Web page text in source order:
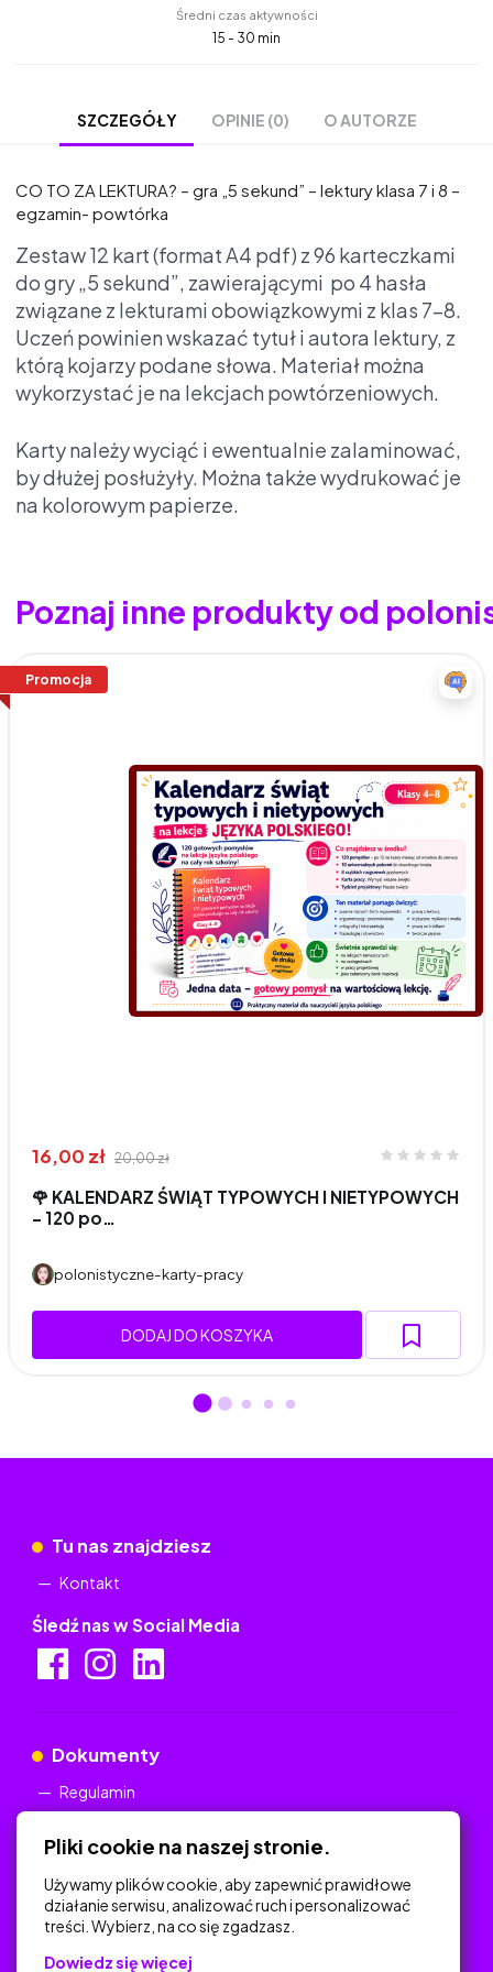
Średni czas aktywności
15 - 30 min
SZCZEGÓŁY OPINIE (0) O AUTORZE
CO TO ZA LEKTURA? – gra „5 sekund” – lektury klasa 7 i 8 –
egzamin- powtórka
Zestaw 12 kart (format A4 pdf) z 96 karteczkami
do gry „5 sekund”, zawierającymi po 4 hasła
związane z lekturami obowiązkowymi z klas 7-8.
Uczeń powinien wskazać tytuł i autora lektury, z
którą kojarzy podane słowa. Materiał można
wykorzystać je na lekcjach powtórzeniowych.
Karty należy wyciąć i ewentualnie zalaminować,
by dłużej posłużyły. Można także wydrukować je
na kolorowym papierze.
Poznaj inne produkty od
Promocja
16,00 zł 20,00 zł
🌹 KALENDARZ ŚWIĄT TYPOWYCH I NIETYPOWYCH
– 120 po…
polonistyczne-karty-pracy
DODAJ DO KOSZYKA
Tu nas znajdziesz
Kontakt
Śledź nas w Social Media
Dokumenty
Regulamin
Na skróty
Polityka Prywatności
Pliki cookie na naszej stronie.
Używamy plików cookie, aby zapewnić prawidłowe
działanie serwisu, analizować ruch i personalizować
treści. Wybierz, na co się zgadzasz.
Dowiedz się więcej